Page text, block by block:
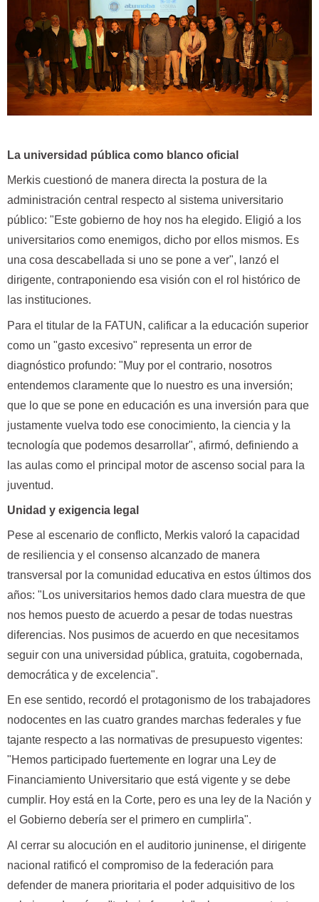
La universidad pública como blanco oficial
Merkis cuestionó de manera directa la postura de la
administración central respecto al sistema universitario
público: "Este gobierno de hoy nos ha elegido. Eligió a los
universitarios como enemigos, dicho por ellos mismos. Es
una cosa descabellada si uno se pone a ver", lanzó el
dirigente, contraponiendo esa visión con el rol histórico de
las instituciones.
Para el titular de la FATUN, calificar a la educación superior
como un "gasto excesivo" representa un error de
diagnóstico profundo: "Muy por el contrario, nosotros
entendemos claramente que lo nuestro es una inversión;
que lo que se pone en educación es una inversión para que
justamente vuelva todo ese conocimiento, la ciencia y la
tecnología que podemos desarrollar", afirmó, definiendo a
las aulas como el principal motor de ascenso social para la
juventud.
Unidad y exigencia legal
Pese al escenario de conflicto, Merkis valoró la capacidad
de resiliencia y el consenso alcanzado de manera
transversal por la comunidad educativa en estos últimos dos
años: "Los universitarios hemos dado clara muestra de que
nos hemos puesto de acuerdo a pesar de todas nuestras
diferencias. Nos pusimos de acuerdo en que necesitamos
seguir con una universidad pública, gratuita, cogobernada,
democrática y de excelencia".
En ese sentido, recordó el protagonismo de los trabajadores
nodocentes en las cuatro grandes marchas federales y fue
tajante respecto a las normativas de presupuesto vigentes:
"Hemos participado fuertemente en lograr una Ley de
Financiamiento Universitario que está vigente y se debe
cumplir. Hoy está en la Corte, pero es una ley de la Nación y
el Gobierno debería ser el primero en cumplirla".
Al cerrar su alocución en el auditorio juninense, el dirigente
nacional ratificó el compromiso de la federación para
defender de manera prioritaria el poder adquisitivo de los